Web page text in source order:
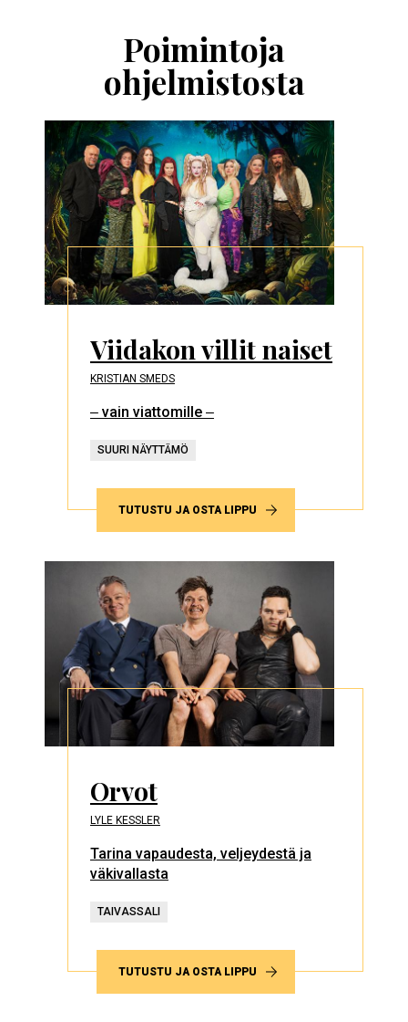
Poimintoja
ohjelmistosta
Viidakon villit naiset
KRISTIAN SMEDS
‒ vain viattomille ‒
SUURI NÄYTTÄMÖ
TUTUSTU JA OSTA LIPPU
Orvot
LYLE KESSLER
Tarina vapaudesta, veljeydestä ja
väkivallasta
TAIVASSALI
TUTUSTU JA OSTA LIPPU